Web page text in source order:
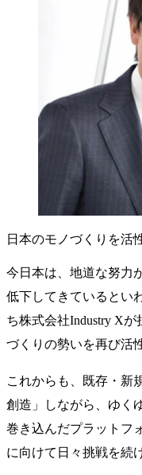
日本のモノづくりを活
今日本は、地道な努力
低下してきているとい
ち株式会社Industry X
づくりの勢いを再び活
これからも、既存・新
創造」しながら、ゆく
巻き込んだプラットフ
に向けて日々挑戦を続